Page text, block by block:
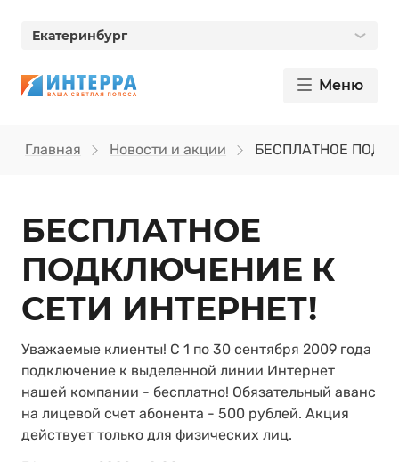
Екатеринбург
Меню
Главная Новости и акции БЕСПЛАТНОЕ
БЕСПЛАТНОЕ
ПОДКЛЮЧЕНИЕ К
СЕТИ ИНТЕРНЕТ!
Уважаемые клиенты! С 1 по 30 сентября 2009 года
подключение к выделенной линии Интернет
нашей компании - бесплатно! Обязательный аванс
на лицевой счет абонента - 500 рублей. Акция
действует только для физических лиц.